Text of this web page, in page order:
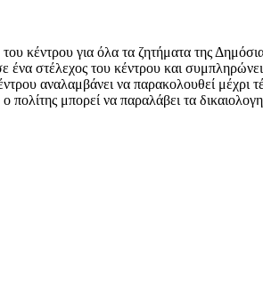
κέντρου για όλα τα ζητήματα της
στέλεχος του κέντρου και
αναλαμβάνει να παρακολουθεί
μπορεί να παραλάβει τα